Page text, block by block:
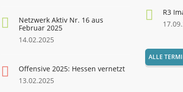
Netzwerk Aktiv Nr. 16 aus
Februar 2025
14.02.2025
Offensive 2025: Hessen vernetzt
13.02.2025
R3
ALLE